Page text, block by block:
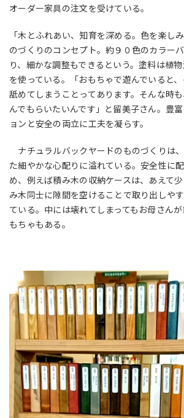
オーダー家具の注文を受けている。
「木とふれあい、知育を深める。色を楽し
のづくりのコンセプト。約９０色のカラー
り、細かな調整もできるという。塗料は植
を使っている。「おもちゃで遊んでいると
舐めてしまうことってあります。そんな時
んでもらいたいんです」と留美子さん。豊
ョンと安全の両立に工夫を凝らす。
ナチュラルバックヤードのものづくりは
た細やかな心配りに溢れている。安全性に
め、例えば積み木の収納ケースは、あえて
み木同士に隙間を空けることで取り出しや
ている。中には壊れてしまってもお母さん
もちゃもある。